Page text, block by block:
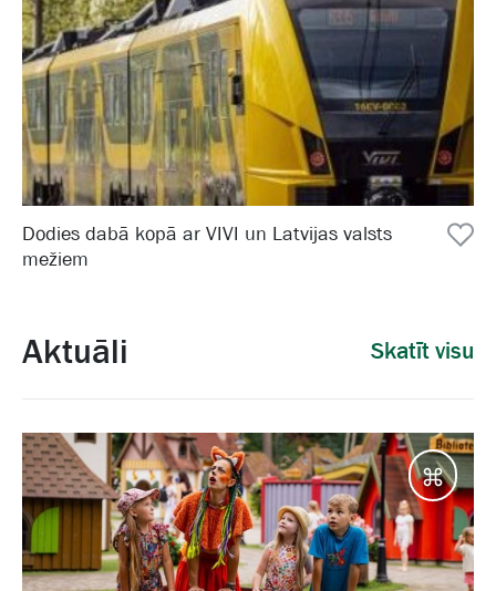
Dodies dabā kopā ar VIVI un Latvijas valsts
mežiem
Aktuāli Skatīt visu